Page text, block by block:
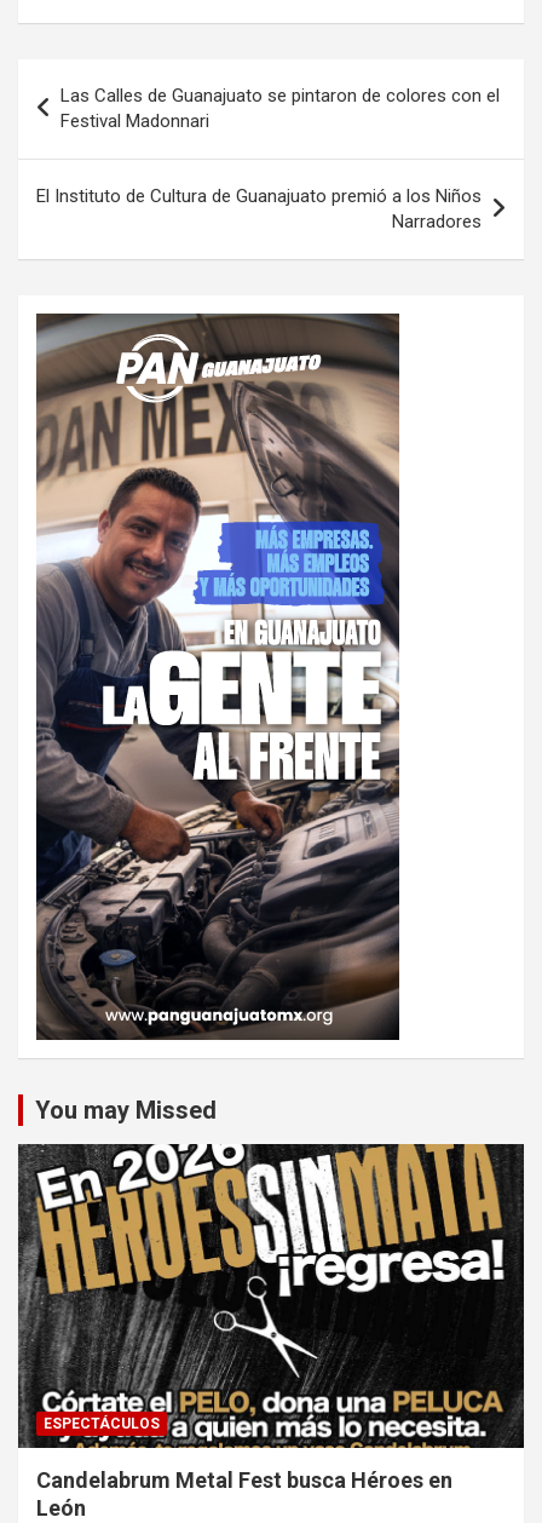
de
entradas
Las Calles de Guanajuato se pintaron de colores con el
Festival Madonnari
El Instituto de Cultura de Guanajuato premió a los Niños
Narradores
You may Missed
ESPECTÁCULOS
Candelabrum Metal Fest busca Héroes en
León